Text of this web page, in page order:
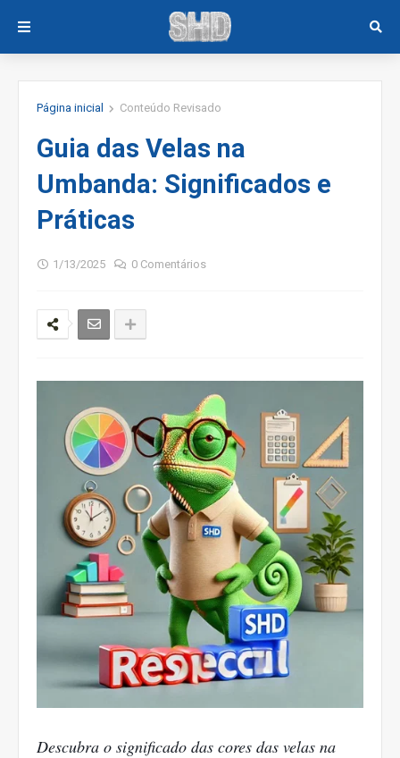
Página inicial Conteúdo Revisado
Guia das Velas na
Umbanda: Significados e
Práticas
1/13/2025 0 Comentários
Descubra o significado das cores das velas na